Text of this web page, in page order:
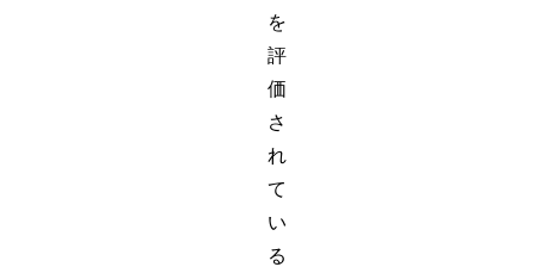
を
評
価
さ
れ
て
い
る